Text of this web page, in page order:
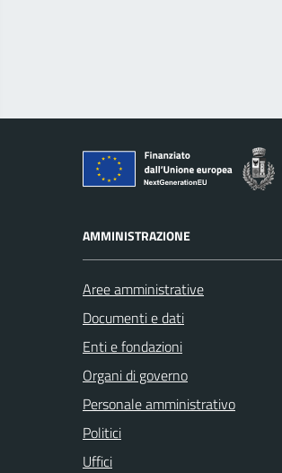
AMMINISTRAZIONE
Aree amministrative
Documenti e dati
Enti e fondazioni
Organi di governo
Personale amministrativo
Politici
Uffici